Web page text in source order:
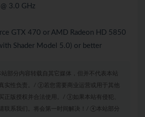
3.0 GHz
GTX 470 or AMD Radeon HD 5850
Shader Model 5.0) or better
部分内容转载自其它媒体，但并不代表本站
实性负责。/ ②若您需要商业运营或用于其他
正版授权并合法使用。/ ③如果本站有侵犯、
联系我们。将会第一时间解决！/ ④本站部分